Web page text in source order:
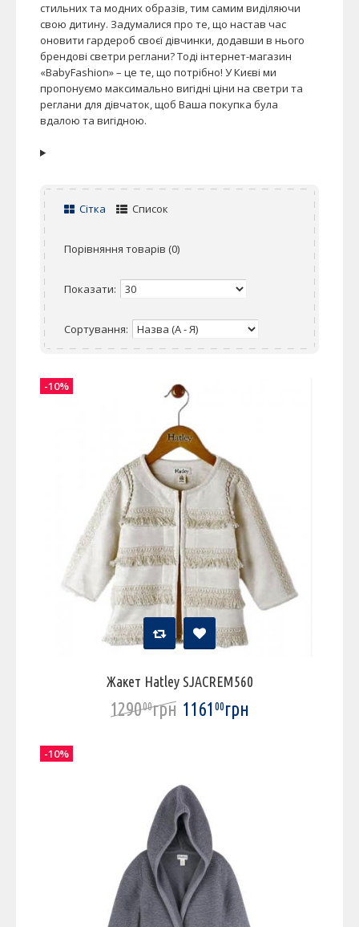
стильних та модних образів, тим самим виділяючи
свою дитину. Задумалися про те, що настав час
оновити гардероб своєї дівчинки, додавши в нього
брендові светри реглани? Тоді інтернет-магазин
«BabyFashion» – це те, що потрібно! У Києві ми
пропонуємо максимально вигідні ціни на светри та
реглани для дівчаток, щоб Ваша покупка була
вдалою та вигідною.
Сітка Список
Порівняння товарів (0)
Показати:
Сортування:
Жакет Hatley SJACREM560
129000грн 116100грн
-10%
-10%